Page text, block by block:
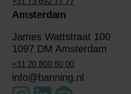
Amsterdam
James Wattstraat 100
1097 DM Amsterdam
+31 20 800 80 00
info@banning.nl